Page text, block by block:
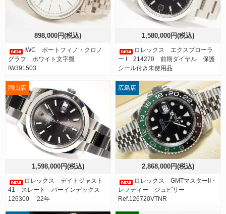
898,000円(税込)
IWC ポートフィノ・クロノ
グラフ ホワイト文字盤
IW391503
1,580,000円(税込)
ロレックス エクスプローラ
ー I 214270 前期ダイヤル 保護
シール付き未使用品
1,598,000円(税込)
ロレックス デイトジャスト
41 スレート バーインデックス
126300 ’22年
岡山店
2,868,000円(税込)
ロレックス GMTマスターII・
レフティー ジュビリー
Ref.126720VTNR
広島店